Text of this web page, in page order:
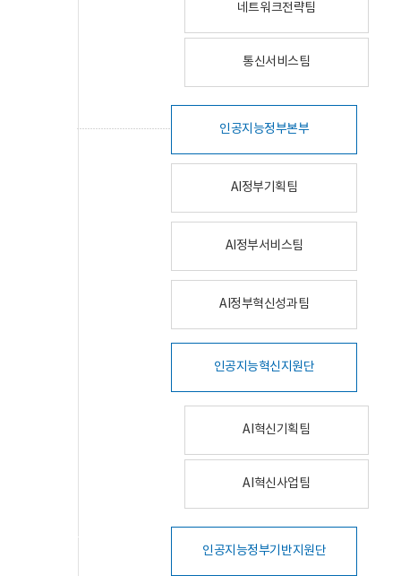
네트워크전략팀
통신서비스팀
인공지능정부본부
AI정부기획팀
AI정부서비스팀
AI정부혁신성과팀
인공지능혁신지원단
AI혁신기획팀
AI혁신사업팀
인공지능정부기반지원단